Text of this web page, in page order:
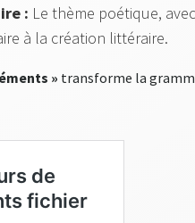
: Le thème poétique,
à la création littéraire.
» transforme la